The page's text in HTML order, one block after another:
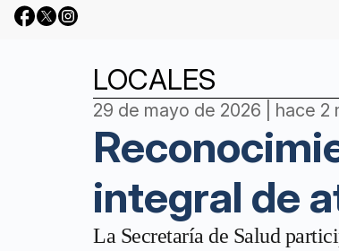
LOCALES
29 de mayo de 2026 | hace 2
integral de
La Secretaría de Salud